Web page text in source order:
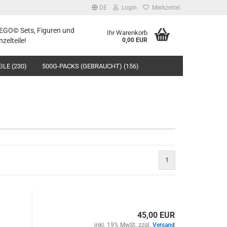
DE Login Merkzettel
Sets, Figuren und
Ihr Warenkorb
0,00 EUR
(230) 500G-PACKS (GEBRAUCHT) (156)
1
45,00 EUR
inkl. 19% MwSt. zzgl. Versand